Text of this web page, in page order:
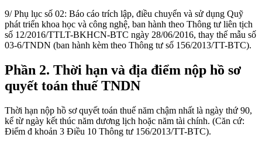
9/ Phụ lục số 02: Báo cáo trích lập, điều chuyển và sử dụng Quỹ
phát triển khoa học và công nghệ, ban hành theo Thông tư liên tịch
số 12/2016/TTLT-BKHCN-BTC ngày 28/06/2016, thay thế mẫu số
03-6/TNDN (ban hành kèm theo Thông tư số 156/2013/TT-BTC).
Phần 2. Thời hạn và địa điểm nộp hồ sơ
quyết toán thuế TNDN
Thời hạn nộp hồ sơ quyết toán thuế năm chậm nhất là ngày thứ 90,
kể từ ngày kết thúc năm dương lịch hoặc năm tài chính. (Căn cứ:
Điểm đ khoản 3 Điều 10 Thông tư 156/2013/TT-BTC).